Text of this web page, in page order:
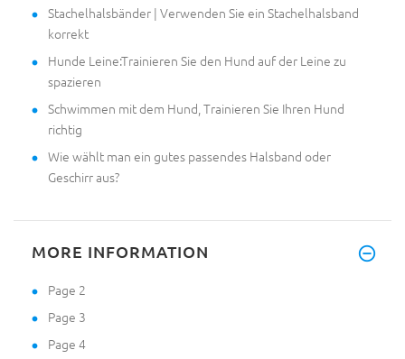
Stachelhalsbänder | Verwenden Sie ein Stachelhalsband
korrekt
Hunde Leine:Trainieren Sie den Hund auf der Leine zu
spazieren
Schwimmen mit dem Hund, Trainieren Sie Ihren Hund
richtig
Wie wählt man ein gutes passendes Halsband oder
Geschirr aus?
MORE INFORMATION
Page 2
Page 3
Page 4